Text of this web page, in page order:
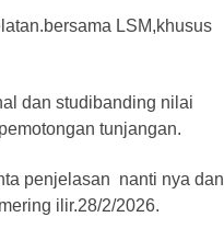
LSM,khusus
dan studibanding nilai
tunjangan.
penjelasan nanti nya dan
ilir.28/2/2026.